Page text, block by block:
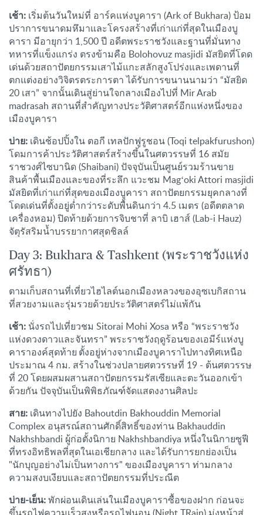
เช้า: เริ่มต้นวันใหม่ที่ อาร์คแห่งบูคารา (Ark of Bukhara) ป้อม
ปราการขนาดมหึมาและโครงสร้างที่เก่าแก่ที่สุดในเมืองบู
คารา มีอายุกว่า 1,500 ปี อดีตพระราชวังและฐานที่มั่นทาง
ทหารที่แข็งแกร่ง ตรงข้ามคือ Bolohovuz masjidi มัสยิดที่โดด
เด่นด้วยสถาปัตยกรรมเสาไม้แกะสลักสูงโปร่งและเพดานที่
ตกแต่งอย่างวิจิตรตระการตา ได้รับการขนานนามว่า “มัสยิด
20 เสา” จากนั้นเดินสู่ย่านใจกลางเมืองไปที่ Mir Arab
madrasah สถานที่สำคัญทางประวัติศาสตร์อีกแห่งหนึ่งของ
เมืองบูคารา
บ่าย: เดินช้อปปิ้งใน ตอกี เทลปักฟูรูชอน (Toqi telpakfurushon)
โดมการค้าประวัติศาสตร์สร้างขึ้นในศตวรรษที่ 16 สมัย
ราชวงศ์ไซบานิด (Shaibani) ปัจจุบันเป็นศูนย์รวมร้านขาย
สินค้าพื้นเมืองและของที่ระลึก แวะชม Magʻoki Attori masjidi
มัสยิดที่เก่าแก่ที่สุดของเมืองบูคารา สถาปัตยกรรมยุคกลางที่
โดดเด่นที่ตั้งอยู่ต่ำกว่าระดับพื้นดินกว่า 4.5 เมตร (อดีตตลาด
เครื่องหอม) ปิดท้ายด้วยการจิบชาที่ ลาบิ เฮาส์ (Lab-i Hauz)
จัตุรัสริมน้ำบรรยากาศสุดชิลล์
Day 3: Bukhara & Tashkent (พระราชวังแห่ง
ศรัทธา)
ตามเก็บสถานที่เที่ยวไฮไลต์นอกเมืองหลวงของอุซเบกิสถาน
ที่สวยงามและรุ่มรวยด้วยประวัติศาสตร์ไม่แพ้กัน
เช้า: นั่งรถไปเที่ยวชม Sitorai Mohi Xosa หรือ “พระราชวัง
แห่งดวงดาวและจันทรา” พระราชวังฤดูร้อนของเอมีร์แห่งบู
คาราองค์สุดท้าย ตั้งอยู่ห่างจากเมืองบูคาราไปทางทิศเหนือ
ประมาณ 4 กม. สร้างในช่วงปลายศตวรรษที่ 19 - ต้นศตวรรษ
ที่ 20 โดยผสมผสานสถาปัตยกรรมรัสเซียและตะวันออกเข้า
ด้วยกัน ปัจจุบันเป็นพิพิธภัณฑ์จัดแสดงงานศิลปะ
สาย: เดินทางไปยัง Bahoutdin Bakhouddin Memorial
Complex อนุสรณ์สถานศักดิ์สิทธิ์ของท่าน Bakhauddin
Nakhshbandi ผู้ก่อตั้งนิกาย Nakhshbandiya หนึ่งในนิกายซูฟี
ที่ทรงอิทธิพลที่สุดในเอเชียกลาง และได้รับการยกย่องเป็น
"นักบุญอย่างไม่เป็นทางการ" ของเมืองบูคารา ท่ามกลาง
ความสงบเงียบและสถาปัตยกรรมที่ประณีต
บ่าย-เย็น:พักผ่อนเดินเล่นในเมืองบูคาราซื้อของฝาก ก่อนจะ